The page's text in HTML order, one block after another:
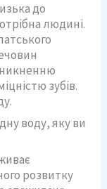
до
людині.
зубів.
воду, яку ви
розвитку